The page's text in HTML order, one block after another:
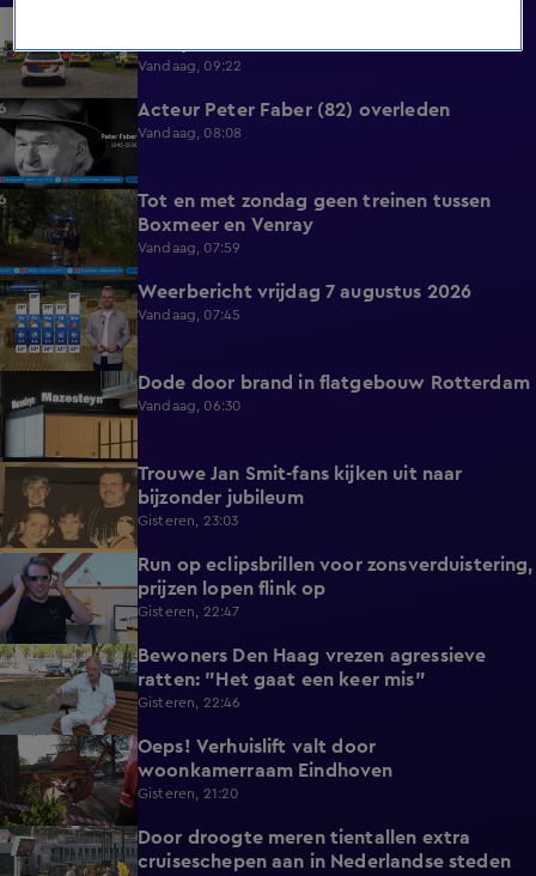
Vandaag, 09:22
0:59 Acteur Peter Faber (82) overleden
Vandaag, 08:08
0:36
Tot en met zondag geen treinen tussen
Boxmeer en Venray
Vandaag, 07:59
2:26 Weerbericht vrijdag 7 augustus 2026
Vandaag, 07:45
Dode door brand in flatgebouw Rotterdam
Vandaag, 06:30
1:59
Trouwe Jan Smit-fans kijken uit naar
bijzonder jubileum
Gisteren, 23:03
2:06
Run op eclipsbrillen voor zonsverduistering,
prijzen lopen flink op
Gisteren, 22:47
1:54
Bewoners Den Haag vrezen agressieve
ratten: "Het gaat een keer mis"
Gisteren, 22:46
0:58
Oeps! Verhuislift valt door
woonkamerraam Eindhoven
Gisteren, 21:20
2:11
Door droogte meren tientallen extra
cruiseschepen aan in Nederlandse steden